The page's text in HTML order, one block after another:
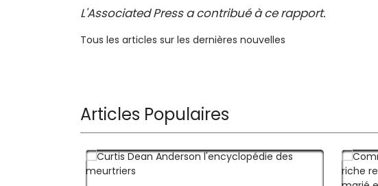
L'Associated Press a contribué à ce rapport.
Tous les articles sur les dernières nouvelles
Articles Populaires